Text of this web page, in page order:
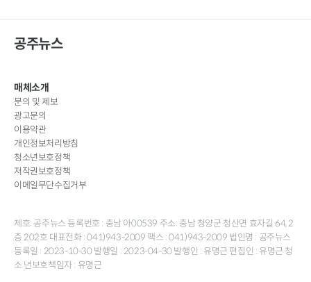
공주뉴스
매체소개
문의 및 제보
광고문의
이용약관
개인정보처리방침
청소년보호정책
저작권보호정책
이메일무단수집거부
제호: 공주뉴스 등록번호 : 충남 아00539 주소: 충남 청양군 청산면 효자길 64, 2
층 202호 대표전화 : 041)943-2009 팩스 : 041)943-2009 법인명 : 공주뉴스
등록일 : 2023-10-30 발행일 : 2023-04-30 발행인 : 유명근 편집인 : 유명근 청
소 년보호책임자 : 유명근